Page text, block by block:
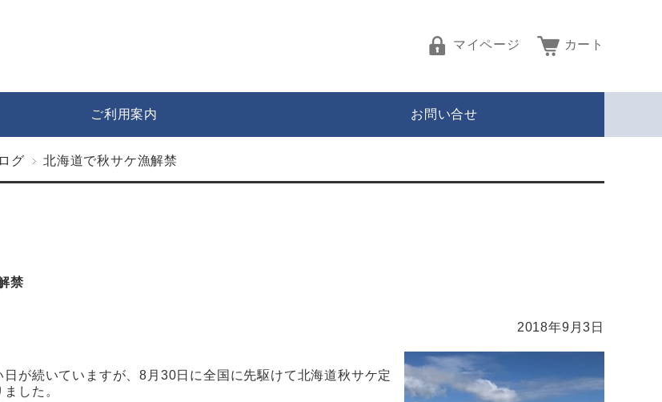
マイページ カート
ご利用案内 お問い合せ
グ 北海道で秋サケ漁解禁
禁
2018年9月3日
日が続いていますが、8月30日に全国に先駆けて北海道秋サケ定
した。